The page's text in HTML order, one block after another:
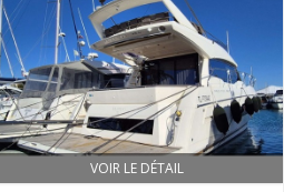
VOIR LE DÉTAIL